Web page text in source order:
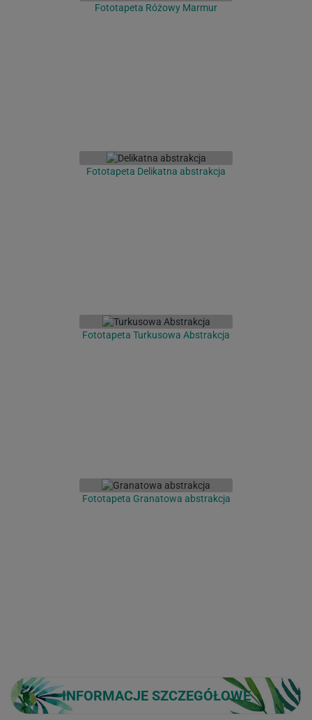
Fototapeta Różowy Marmur
Fototapeta Delikatna abstrakcja
Fototapeta Turkusowa Abstrakcja
Fototapeta Granatowa abstrakcja
INFORMACJE SZCZEGÓŁOWE